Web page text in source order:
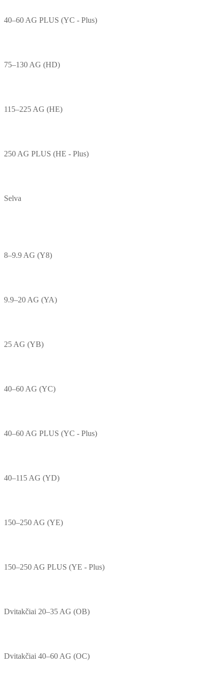
40–60 AG PLUS (YC - Plus)
75–130 AG (HD)
115–225 AG (HE)
250 AG PLUS (HE - Plus)
Selva
8–9.9 AG (Y8)
9.9–20 AG (YA)
25 AG (YB)
40–60 AG (YC)
40–60 AG PLUS (YC - Plus)
40–115 AG (YD)
150–250 AG (YE)
150–250 AG PLUS (YE - Plus)
Dvitakčiai 20–35 AG (OB)
Dvitakčiai 40–60 AG (OC)